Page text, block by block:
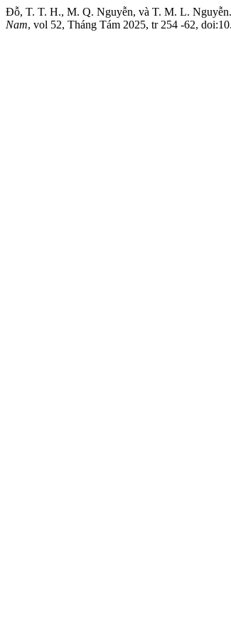
Đỗ, T. T. H., M. Q. Nguyễn, và T. M. L.
Nam, vol 52, Tháng Tám 2025, tr 254 -62,